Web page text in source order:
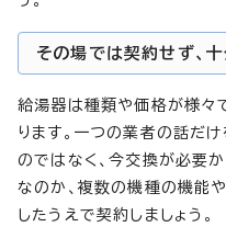
その場では契約せず、十
給湯器は種類や価格が様々
ります。一つの業者の話だ
のではなく、今交換が必要
なのか、複数の機種の機能
したうえで契約しましょう。